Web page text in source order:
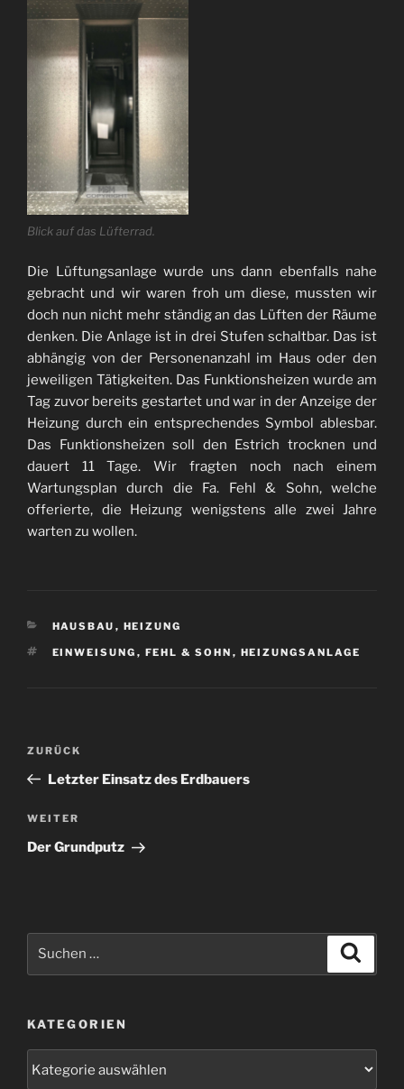
Blick auf das Lüfterrad.
Die Lüftungsanlage wurde uns dann ebenfalls nahe
gebracht und wir waren froh um diese, mussten wir
doch nun nicht mehr ständig an das Lüften der Räume
denken. Die Anlage ist in drei Stufen schaltbar. Das ist
abhängig von der Personenanzahl im Haus oder den
jeweiligen Tätigkeiten. Das Funktionsheizen wurde am
Tag zuvor bereits gestartet und war in der Anzeige der
Heizung durch ein entsprechendes Symbol ablesbar.
Das Funktionsheizen soll den Estrich trocknen und
dauert 11 Tage. Wir fragten noch nach einem
Wartungsplan durch die Fa. Fehl & Sohn, welche
offerierte, die Heizung wenigstens alle zwei Jahre
warten zu wollen.
KATEGORIEN
HAUSBAU , HEIZUNG
SCHLAGWÖRTER
EINWEISUNG , FEHL & SOHN , HEIZUNGSANLAGE
Beitragsnavigation
Vorheriger
Beitrag
ZURÜCK
Letzter Einsatz des Erdbauers
Nächster
Beitrag
WEITER
Der Grundputz
KATEGORIEN